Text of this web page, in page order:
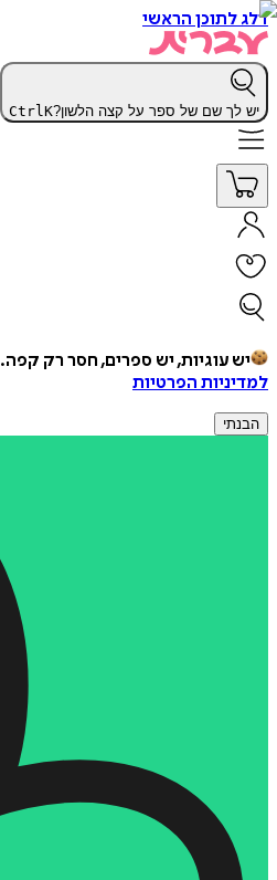
דלג לתוכן הראשי
יש לך שם של ספר על קצה הלשון? CtrlK
יש עוגיות, יש ספרים, חסר רק קפה.
למדיניות הפרטיות
הבנתי